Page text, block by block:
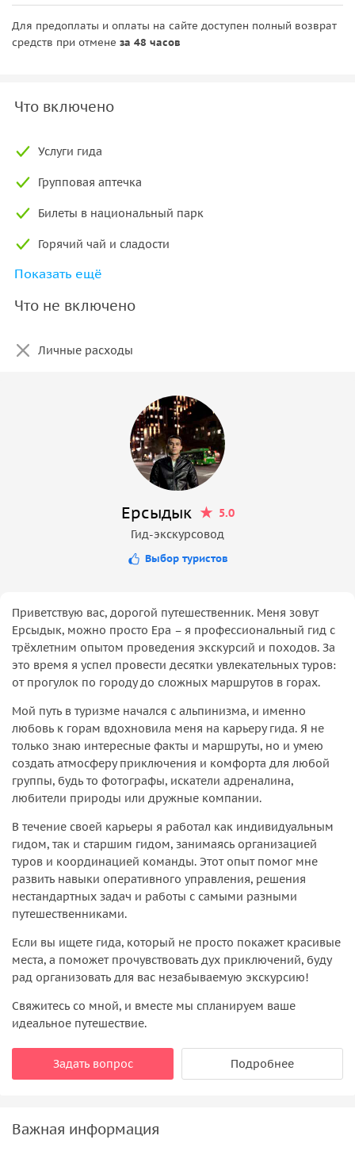
Для предоплаты и оплаты на сайте доступен полный возврат
средств при отмене за 48 часов
Что включено
Услуги гида
Групповая аптечка
Билеты в национальный парк
Горячий чай и сладости
Трансфер до верхнего шлагбаума, откуда начнется
Репилент от насекомых (клещей , пчел , ос , комаров)
Показать ещё
Что не включено
Личные расходы
Ерсыдык
5.0
Гид-экскурсовод
Выбор туристов
Приветствую вас, дорогой путешественник. Меня зовут
Ерсыдык, можно просто Ера – я профессиональный гид с
трёхлетним опытом проведения экскурсий и походов. За
это время я успел провести десятки увлекательных туров:
от прогулок по городу до сложных маршрутов в горах.
Мой путь в туризме начался с альпинизма, и именно
любовь к горам вдохновила меня на карьеру гида. Я не
только знаю интересные факты и маршруты, но и умею
создать атмосферу приключения и комфорта для любой
группы, будь то фотографы, искатели адреналина,
любители природы или дружные компании.
В течение своей карьеры я работал как индивидуальным
гидом, так и старшим гидом, занимаясь организацией
туров и координацией команды. Этот опыт помог мне
развить навыки оперативного управления, решения
нестандартных задач и работы с самыми разными
путешественниками.
Если вы ищете гида, который не просто покажет красивые
места, а поможет прочувствовать дух приключений, буду
рад организовать для вас незабываемую экскурсию!
Свяжитесь со мной, и вместе мы спланируем ваше
идеальное путешествие.
Задать вопрос Подробнее
Важная информация